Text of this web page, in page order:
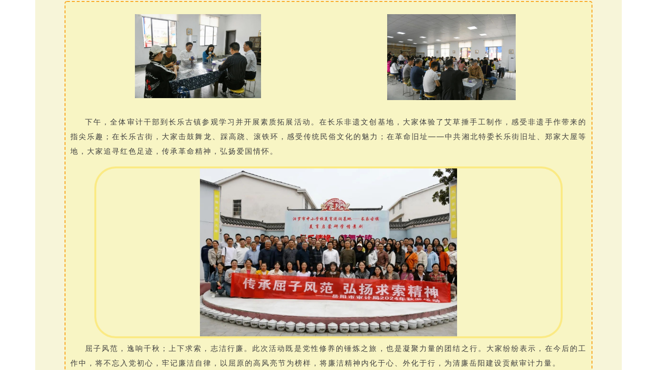
下午，全体审计干部到长乐古镇参观学习并开展素质拓展活动。在长乐非遗文创基地，大家体验了艾草捶手工制作，感受非遗手作带来的
指尖乐趣；在长乐古街，大家击鼓舞龙、踩高跷、滚铁环，感受传统民俗文化的魅力；在革命旧址——中共湘北特委长乐街旧址、郑家大屋等
地，大家追寻红色足迹，传承革命精神，弘扬爱国情怀。
屈子风范，逸响千秋；上下求索，志洁行廉。此次活动既是党性修养的锤炼之旅，也是凝聚力量的团结之行。大家纷纷表示，在今后的工
作中，将不忘入党初心，牢记廉洁自律，以屈原的高风亮节为榜样，将廉洁精神内化于心、外化于行，为清廉岳阳建设贡献审计力量。